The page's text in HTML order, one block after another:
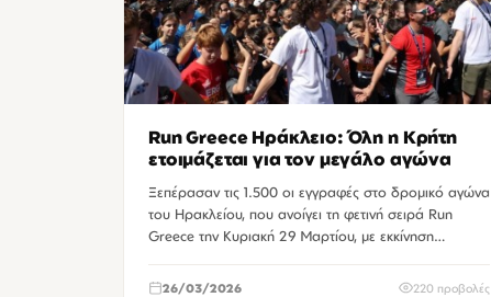
Run Greece Ηράκλειο: Όλη η Κρήτη
ετοιμάζεται για τον μεγάλο αγώνα
Ξεπέρασαν τις 1.500 οι εγγραφές στο δρομικό αγώνα
του Ηρακλείου, που ανοίγει τη φετινή σειρά Run
Greece την Κυριακή 29 Μαρτίου, με εκκίνηση…
26/03/2026 220 προβολές